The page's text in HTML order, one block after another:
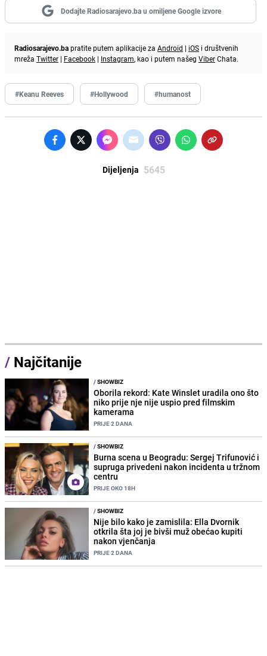
Dodajte Radiosarajevo.ba u omiljene Google izvore
Radiosarajevo.bapratite putem aplikacije za Android | iOS i društvenih
mreža Twitter | Facebook | Instagram, kao i putem našeg ViberChata.
#Keanu Reeves #Hollywood #humanost
Dijeljenja 5645
/ Najčitanije
/SHOWBIZ
Oborila rekord: Kate Winslet uradila ono što
niko prije nje nije uspio pred filmskim
kamerama
PRIJE 2 DANA
/SHOWBIZ
Burna scena u Beogradu: Sergej Trifunović i
supruga privedeni nakon incidenta u tržnom
centru
PRIJE OKO 18H
/SHOWBIZ
Nije bilo kako je zamislila: Ella Dvornik
otkrila šta joj je bivši muž obećao kupiti
nakon vjenčanja
PRIJE 2 DANA